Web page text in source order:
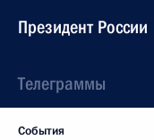
Президент России
Телеграммы
События